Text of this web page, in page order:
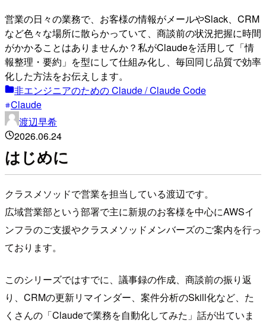
営業の日々の業務で、お客様の情報がメールやSlack、CRM
など色々な場所に散らかっていて、商談前の状況把握に時間
がかかることはありませんか？私がClaudeを活用して「情
報整理・要約」を型にして仕組み化し、毎回同じ品質で効率
化した方法をお伝えします。
非エンジニアのための Claude / Claude Code
Claude
渡辺早希
2026.06.24
はじめに
クラスメソッドで営業を担当している渡辺です。
広域営業部という部署で主に新規のお客様を中心にAWSイ
ンフラのご支援やクラスメソッドメンバーズのご案内を行っ
ております。
このシリーズではすでに、議事録の作成、商談前の振り返
り、CRMの更新リマインダー、案件分析のSkill化など、た
くさんの「Claudeで業務を自動化してみた」話が出ていま